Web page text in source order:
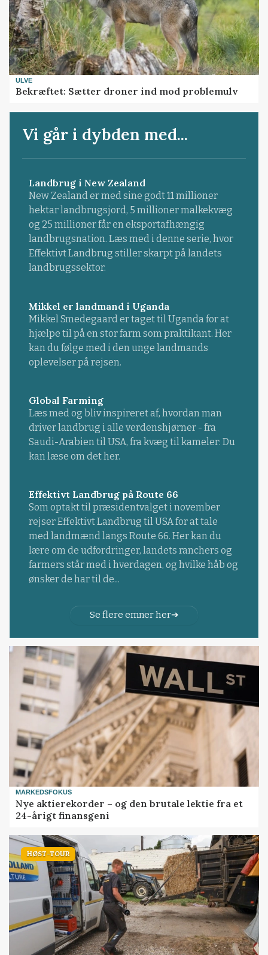
ULVE
Bekræftet: Sætter droner ind mod problemulv
Vi går i dybden med...
Landbrug i New Zealand
New Zealand er med sine godt 11 millioner
hektar landbrugsjord, 5 millioner malkekvæg
og 25 millioner får en eksportafhængig
landbrugsnation. Læs med i denne serie, hvor
Effektivt Landbrug stiller skarpt på landets
landbrugssektor.
Mikkel er landmand i Uganda
Mikkel Smedegaard er taget til Uganda for at
hjælpe til på en stor farm som praktikant. Her
kan du følge med i den unge landmands
oplevelser på rejsen.
Global Farming
Læs med og bliv inspireret af, hvordan man
driver landbrug i alle verdenshjørner - fra
Saudi-Arabien til USA, fra kvæg til kameler: Du
kan læse om det her.
Effektivt Landbrug på Route 66
Som optakt til præsidentvalget i november
rejser Effektivt Landbrug til USA for at tale
med landmænd langs Route 66. Her kan du
lære om de udfordringer, landets ranchers og
farmers står med i hverdagen, og hvilke håb og
ønsker de har til de...
Se flere emner her
MARKEDSFOKUS
Nye aktierekorder – og den brutale lektie fra et
24-årigt finansgeni
HØST-TOUR